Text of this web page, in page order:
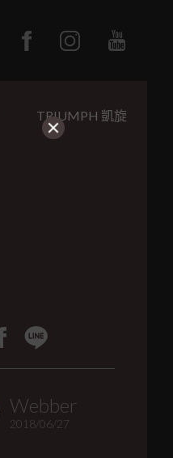
TRIUMPH 凱旋
Webber
2018/06/27